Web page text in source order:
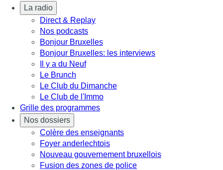
La radio
Direct & Replay
Nos podcasts
Bonjour Bruxelles
Bonjour Bruxelles: les interviews
Il y a du Neuf
Le Brunch
Le Club du Dimanche
Le Club de l'Immo
Grille des programmes
Nos dossiers
Colère des enseignants
Foyer anderlechtois
Nouveau gouvernement bruxellois
Fusion des zones de police